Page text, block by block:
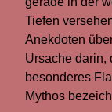
Tiefen
Anekdoten
Ursache darin,
besonderes
Mythos